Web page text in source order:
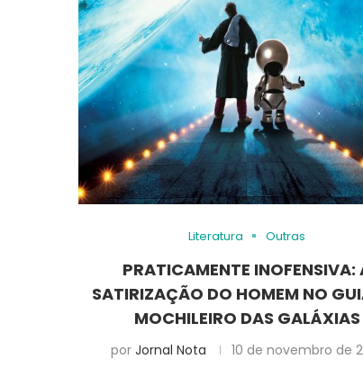
Literatura Outras
PRATICAMENTE INOFENSIVA:
SATIRIZAÇÃO DO HOMEM NO
MOCHILEIRO DAS GALÁXIAS
porJornal Nota 10 de novembro de